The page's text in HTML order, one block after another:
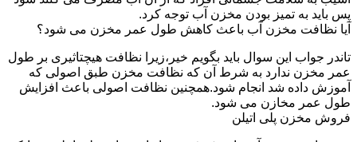
پس باید به تمیز بودن مخزن آب توجه کرد.
آیا نظافت مخزن آب باعث کاهش طول عمر مخزن می شود؟
تاندر جواب این سوال باید بگویم خیر،زیرا نظافت هیچتاثیری بر طول
عمر مخزن ندارد به شرط آن که نظافت مخزن طبق اصولی که
آموزش داده شد انجام شود.همچنین نظافت اصولی باعث افزایش
طول عمر مخازن می شود.
فروش مخزن پلی اتیلن